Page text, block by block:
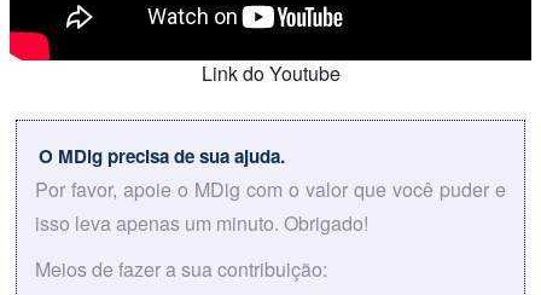
Link do Youtube
O MDig precisa de sua ajuda.
Por favor, apoie o MDig com o valor que você puder e
isso leva apenas um minuto. Obrigado!
Meios de fazer a sua contribuição: